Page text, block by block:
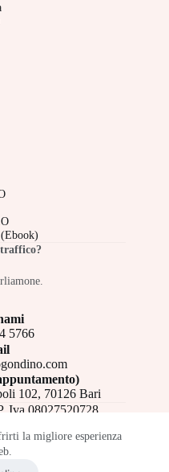
la migliore esperienza
5766
102, 70126 Bari
Iva 08027520728